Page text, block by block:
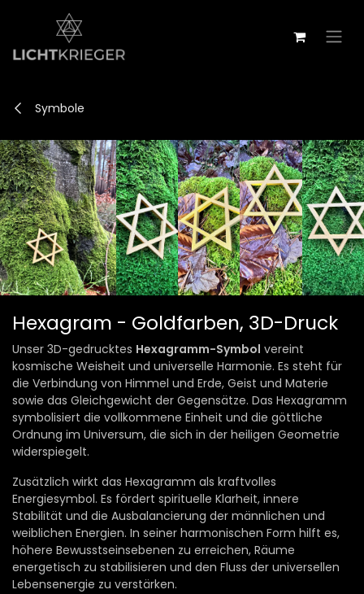
Symbole
Hexagram - Goldfarben, 3D-Druck
Unser 3D-gedrucktes Hexagramm-Symbol vereint
kosmische Weisheit und universelle Harmonie. Es steht für
die Verbindung von Himmel und Erde, Geist und Materie
sowie das Gleichgewicht der Gegensätze. Das Hexagramm
symbolisiert die vollkommene Einheit und die göttliche
Ordnung im Universum, die sich in der heiligen Geometrie
widerspiegelt.
Zusätzlich wirkt das Hexagramm als kraftvolles
Energiesymbol. Es fördert spirituelle Klarheit, innere
Stabilität und die Ausbalancierung der männlichen und
weiblichen Energien. In seiner harmonischen Form hilft es,
höhere Bewusstseinsebenen zu erreichen, Räume
energetisch zu stabilisieren und den Fluss der universellen
Lebensenergie zu verstärken.